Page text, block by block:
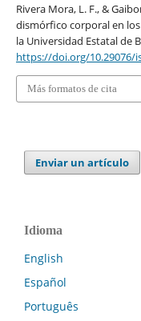
Rivera Mora, L. F., &
dismórfico corporal en
la Universidad Estatal de
https://doi.org/10.29076/
Más formatos de cita
Enviar un artículo
Idioma
English
Español
Português